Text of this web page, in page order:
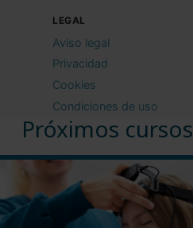
Próximos cursos
LEGAL
Aviso legal
Privacidad
Cookies
Condiciones de uso